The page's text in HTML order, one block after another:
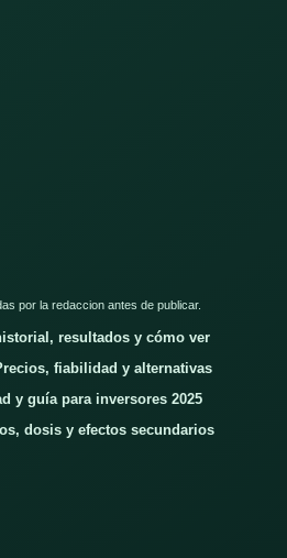
por la redaccion antes de publicar.
resultados y cómo ver
fiabilidad y alternativas
y guía para inversores 2025
dosis y efectos secundarios